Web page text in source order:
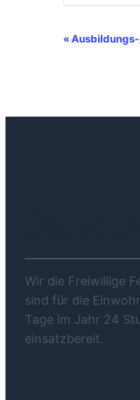
«
Wir die Freiwillige
sind für die
Tage im Jahr 24
einsatzbereit.